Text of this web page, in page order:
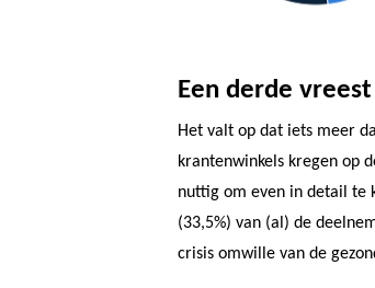
Een derde
Het valt op dat iets meer
krantenwinkels kregen op
nuttig om even in detail te
(33,5%) van (al) de
crisis omwille van de